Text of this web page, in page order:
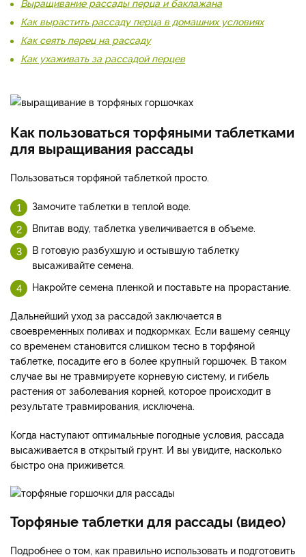
Как вырастить рассаду перца в домашних условиях
Как сеять перец на рассаду
Как ухаживать за рассадой перцев
Как пользоваться торфяными таблетками
для выращивания рассады
Пользоваться торфяной таблеткой просто.
Замочите таблетки в теплой воде.
Впитав воду, таблетка увеличивается в объеме.
В готовую разбухшую и остывшую таблетку
высаживайте семена.
Накройте семена пленкой и поставьте на прорастание.
Дальнейший уход за рассадой заключается в
своевременных поливах и подкормках. Если вашему сеянцу
со временем становится слишком тесно в торфяной
таблетке, посадите его в более крупный горшочек. В таком
случае вы не травмируете корневую систему, и гибель
растения от заболевания корней, которое происходит в
результате травмирования, исключена.
Когда наступают оптимальные погодные условия, рассада
высаживается в открытый грунт. И вы увидите, насколько
быстро она приживется.
Торфяные таблетки для рассады (видео)
Подробнее о том, как правильно использовать и подготовить